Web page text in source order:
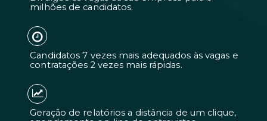
Divulgue as vagas da sua empresa